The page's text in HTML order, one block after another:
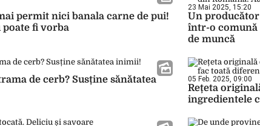
permit nici banala carne de pui!
poate fi vorba
23 Mai 2025, 15:20
Un producător
într-o comună
de muncă
de cerb? Susține sănătatea
05 Feb. 2025, 09:00
Rețeta
ingredientele